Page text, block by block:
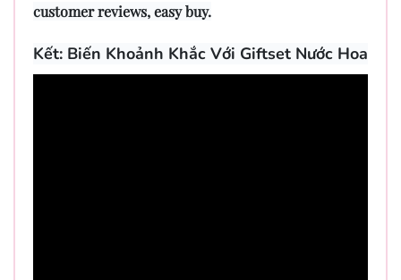
customer reviews, easy buy.
Kết: Biến Khoảnh Khắc Với Giftset Nước Hoa